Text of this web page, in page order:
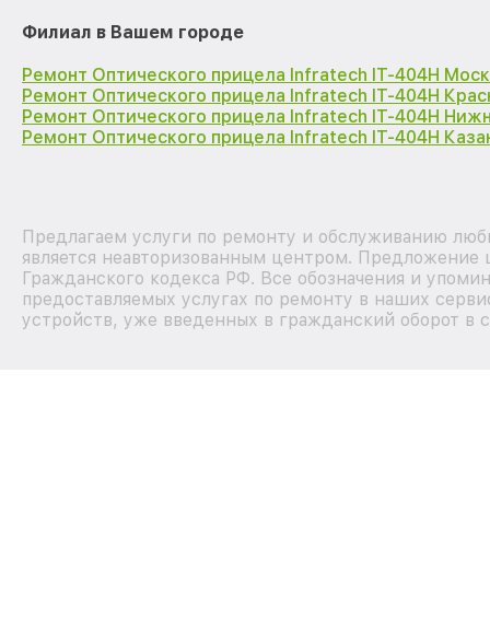
Филиал в Вашем городе
Ремонт Оптического прицела Infratech IT-404H
Ремонт Оптического прицела Infratech IT-404H
Ремонт Оптического прицела Infratech IT-404H
Ремонт Оптического прицела Infratech IT-404H
Предлагаем услуги по ремонту и обслуживанию
является неавторизованным центром.
Гражданского кодекса РФ. Все обозначения и
предоставляемых услугах по ремонту в наших
устройств, уже введенных в гражданский оборот в